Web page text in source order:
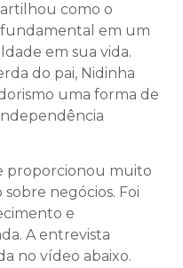
como o
em um
em sua vida.
do pai, Nidinha
uma forma de
proporcionou muito
negócios. Foi
e
A entrevista
no vídeo abaixo.